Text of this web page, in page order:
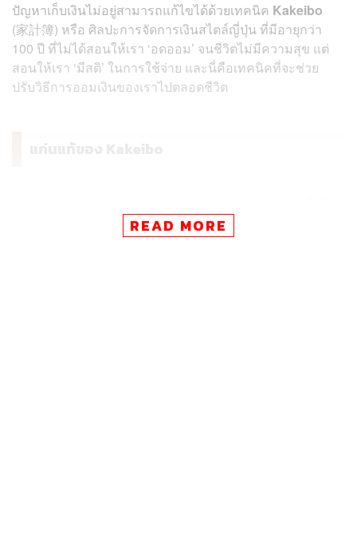
ปัญหาเก็บเงินไม่อยู่สามารถแก้ไขได้ด้วยเทคนิค Kakeibo
(家計簿) หรือ ศิลปะการจัดการเงินสไตล์ญี่ปุ่น ที่มีอายุกว่า
100 ปี ที่ไม่ได้สอนให้เรา ‘อดออม’ จนชีวิตไม่มีความสุข แต่
สอนให้เรา ‘มีสติ’ ในการใช้จ่าย และนี่คือเทคนิคที่จะช่วย
ปรับวิธีการออมเงินของเราไปตลอดชีวิต
แก่นแท้ของ Kakeibo
ปี 1904 โดย ฮานิ โมโตโกะ (Hani Motoko) นักข่าวหญิงคน
READ MORE